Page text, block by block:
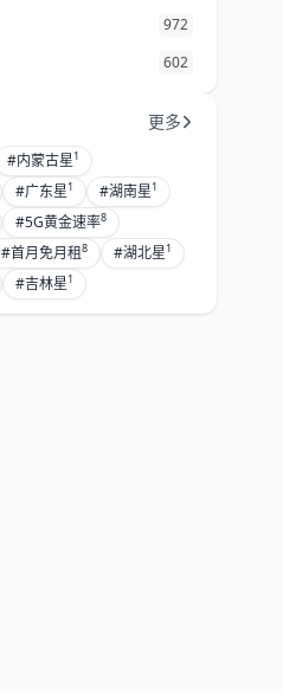
972
602
更多
#内蒙古星1
#广东星1 #湖南星1
#5G黄金速率8
#首月免月租8 #湖北星1
#吉林星1